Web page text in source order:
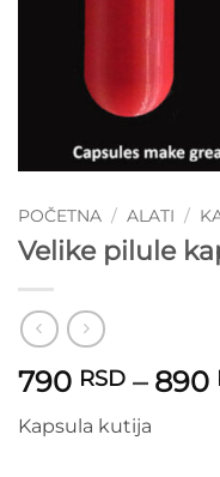
POČETNA / ALATI /
Velike pilule
790 RSD – 890
Kapsula kutija